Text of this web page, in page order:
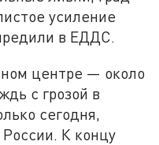
усиление
в ЕДДС.
центре — около
с грозой в
сегодня,
К концу